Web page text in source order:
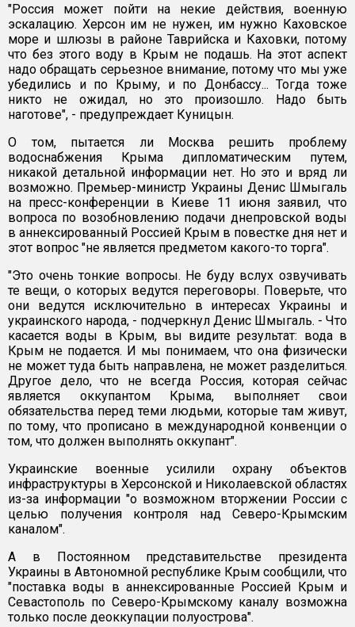
"Россия может пойти на некие действия, военную
эскалацию. Херсон им не нужен, им нужно Каховское
море и шлюзы в районе Таврийска и Каховки, потому
что без этого воду в Крым не подашь. На этот аспект
надо обращать серьезное внимание, потому что мы уже
убедились и по Крыму, и по Донбассу... Тогда тоже
никто не ожидал, но это произошло. Надо быть
наготове", - предупреждает Куницын.
О том, пытается ли Москва решить проблему
водоснабжения Крыма дипломатическим путем,
никакой детальной информации нет. Но это и вряд ли
возможно. Премьер-министр Украины Денис Шмыгаль
на пресс-конференции в Киеве 11 июня заявил, что
вопроса по возобновлению подачи днепровской воды
в аннексированный Россией Крым в повестке дня нет и
этот вопрос "не является предметом какого-то торга".
"Это очень тонкие вопросы. Не буду вслух озвучивать
те вещи, о которых ведутся переговоры. Поверьте, что
они ведутся исключительно в интересах Украины и
украинского народа, - подчеркнул Денис Шмыгаль. - Что
касается воды в Крым, вы видите результат: вода в
Крым не подается. И мы понимаем, что она физически
не может туда быть направлена, не может разделиться.
Другое дело, что не всегда Россия, которая сейчас
является оккупантом Крыма, выполняет свои
обязательства перед теми людьми, которые там живут,
по тому, что прописано в международной конвенции о
том, что должен выполнять оккупант".
Украинские военные усилили охрану объектов
инфраструктуры в Херсонской и Николаевской областях
из-за информации "о возможном вторжении России с
целью получения контроля над Северо-Крымским
каналом".
А в Постоянном представительстве президента
Украины в Автономной республике Крым сообщили, что
"поставка воды в аннексированные Россией Крым и
Севастополь по Северо-Крымскому каналу возможна
только после деоккупации полуострова".